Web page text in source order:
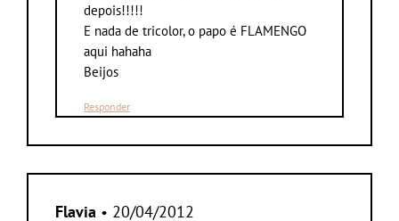
depois!!!!!
E nada de tricolor, o papo é FLAMENGO
aqui hahaha
Beijos
Responder
Flavia • 20/04/2012